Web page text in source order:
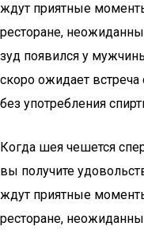
ждут приятные
ресторане,
зуд появился у
скоро ожидает встреча
без употребления
Когда шея чешется
вы получите
ждут приятные
ресторане,